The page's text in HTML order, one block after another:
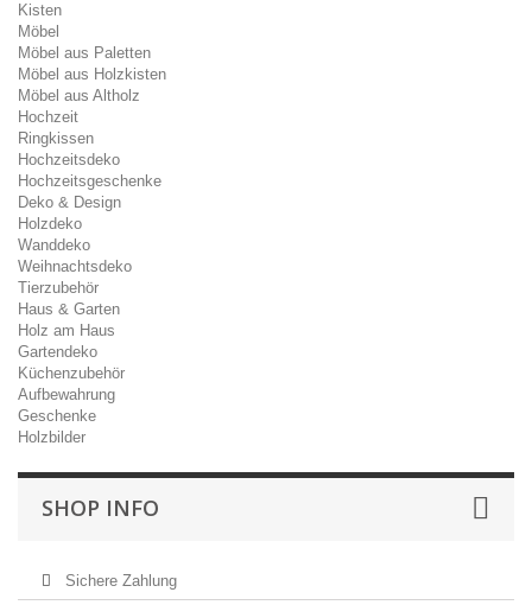
Kisten
Möbel
Möbel aus Paletten
Möbel aus Holzkisten
Möbel aus Altholz
Hochzeit
Ringkissen
Hochzeitsdeko
Hochzeitsgeschenke
Deko & Design
Holzdeko
Wanddeko
Weihnachtsdeko
Tierzubehör
Haus & Garten
Holz am Haus
Gartendeko
Küchenzubehör
Aufbewahrung
Geschenke
Holzbilder
SHOP INFO
Sichere Zahlung